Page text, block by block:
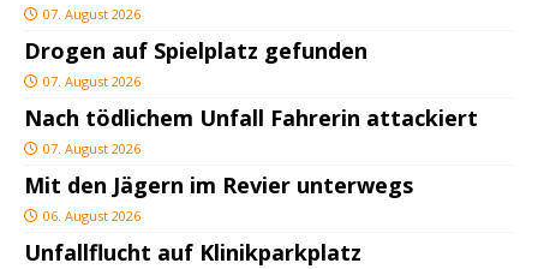
07. August 2026
Drogen auf Spielplatz gefunden
07. August 2026
Nach tödlichem Unfall Fahrerin attackiert
07. August 2026
Mit den Jägern im Revier unterwegs
06. August 2026
Unfallflucht auf Klinikparkplatz